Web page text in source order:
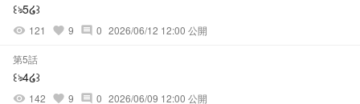
꒰ঌ5໒꒱
visibility 121 favorite 9 comment 0 2026/06/12 12:00 公開
第5話
꒰ঌ︎︎4໒꒱
visibility 142 favorite 9 comment 0 2026/06/09 12:00 公開